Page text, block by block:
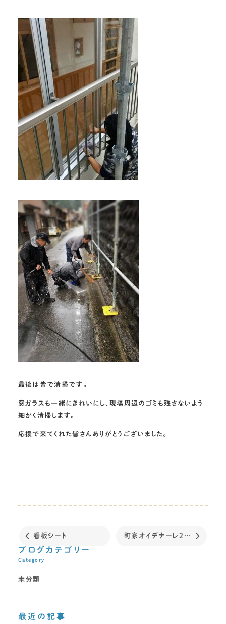
最後は皆で清掃です。
窓ガラスも一緒にきれいにし、現場周辺のゴミも残さないよう
細かく清掃します。
応援で来てくれた皆さんありがとうございました。
看板シート 町家オイデナーレ2017
ブログカテゴリー
Category
未分類
最近の記事